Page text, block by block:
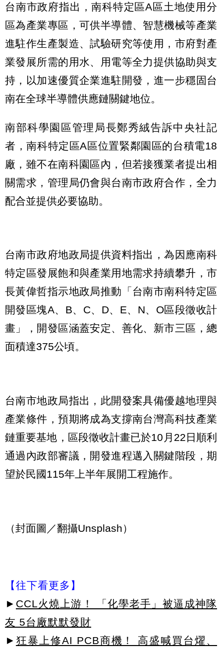
台南市政府指出，南科特定區A區土地使用分
區為產業專區，可供半導體、智慧機械等產業
進駐作生產製造、試驗研究等使用，市府對產
業發展所需的用水、用電等全力提供協助與支
持，以加速優質企業進駐開發，進一步穩固台
南在全球半導體供應鏈關鍵地位。
南部科學園區管理局長鄭秀絨告訴中央社記
者，南科特定區A區位置緊鄰園區的台積電18
廠，雖不在南科園區內，但若接獲業者提出相
關需求，管理局仍會與台南市政府合作，全力
配合並提供必要協助。
台南市政府地政局提供資料指出，為因應南科
特定區發展飽和與產業用地需求持續攀升，市
長黃偉哲指示地政局推動「台南市南科特定區
開發區塊A、B、C、D、E、N、O區段徵收計
畫」，開發區涵蓋安定、善化、新市三區，總
面積達375公頃。
台南市地政局指出，此開發案具備優越地理與
產業條件，預期將成為支撐南台灣高科技產業
鏈重要基地，區段徵收計畫已於10月22日順利
通過內政部審議，開發進程邁入關鍵階段，期
望於民國115年上半年展開工程施作。
（封面圖／翻攝Unsplash）
【往下看更多】
► CCL火燒上游！ 「化學老手」被逼成神隊
友 5台廠默默發財
► 狂暴上修AI PCB商機！ 高盛喊買台燿、